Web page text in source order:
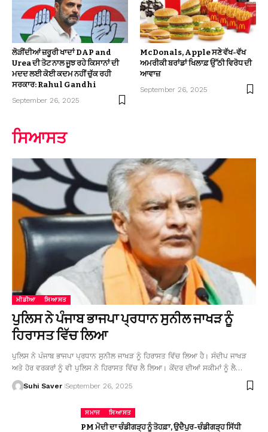
ਲੋੜੀਂਦੀਆਂ ਜ਼ਰੂਰੀ ਖਾਦਾਂ DAP and
Urea ਦੀ ਤੋਟ ਨਾਲ ਜੂਝ ਰਹੇ ਕਿਸਾਨਾਂ ਦੀ
ਮਦਦ ਲਈ ਕੋਈ ਕਦਮ ਨਹੀਂ ਚੁੱਕ ਰਹੀ
ਸਰਕਾਰ: Rahul Gandhi
September 26, 2025
McDonals, Apple ਸਣੇ ਵੱਖ-ਵੱਖ
ਅਮਰੀਕੀ ਬਰਾਂਡਾਂ ਖਿਲਾਫ਼ ਉੱਠੀ ਵਿਰੋਧ ਦੀ
ਆਵਾਜ਼
September 26, 2025
ਸਿਆਸਤ
ਮੀਡੀਆ ਸਿਆਸਤ
ਪੁਲਿਸ ਨੇ ਪੰਜਾਬ ਭਾਜਪਾ ਪ੍ਰਧਾਨ ਸੁਨੀਲ ਜਾਖੜ ਨੂੰ
ਹਿਰਾਸਤ ਵਿੱਚ ਲਿਆ
ਪੁਲਿਸ ਨੇ ਪੰਜਾਬ ਭਾਜਪਾ ਪ੍ਰਧਾਨ ਸੁਨੀਲ ਜਾਖੜ ਨੂੰ ਹਿਰਾਸਤ ਵਿੱਚ ਲਿਆ ਹੈ। ਸੰਦੀਪ ਜਾਖੜ
ਅਤੇ ਹੋਰ ਵਰਕਰਾਂ ਨੂੰ ਵੀ ਪੁਲਿਸ ਨੇ ਹਿਰਾਸਤ ਵਿੱਚ ਲੈ ਲਿਆ। ਕੇਂਦਰ ਦੀਆਂ ਸਕੀਮਾਂ ਨੂੰ ਲੈ…
Suhi Saver September 26, 2025
ਸਮਾਜ ਸਿਆਸਤ
PM ਮੋਦੀ ਦਾ ਚੰਡੀਗੜ੍ਹ ਨੂੰ ਤੋਹਫ਼ਾ, ਉਦੈਪੁਰ-ਚੰਡੀਗੜ੍ਹ ਸਿੱਧੀ